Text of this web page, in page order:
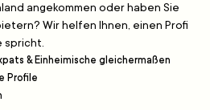
angekommen oder haben Sie
Wir helfen Ihnen, einen Profi
spricht.
& Einheimische gleichermaßen
Profile